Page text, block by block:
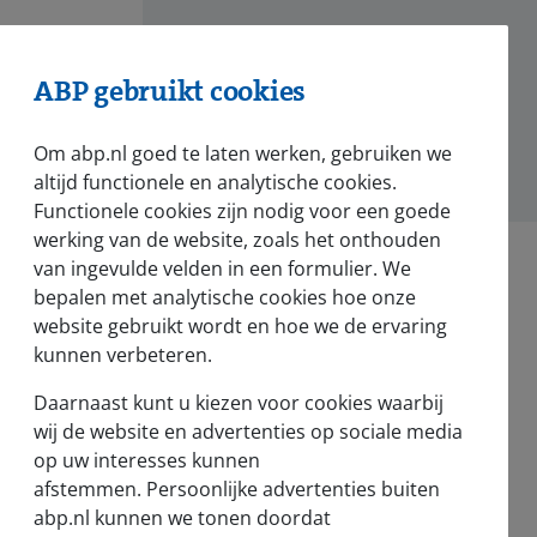
Nieuws
Voor de pers
ABP gebruikt cookies
Om abp.nl goed te laten werken, gebruiken we
altijd functionele en analytische cookies.
Functionele cookies zijn nodig voor een goede
werking van de website, zoals het onthouden
van ingevulde velden in een formulier. We
bepalen met analytische cookies hoe onze
website gebruikt wordt en hoe we de ervaring
kunnen verbeteren.
Daarnaast kunt u kiezen voor cookies waarbij
wij de website en advertenties op sociale media
op uw interesses kunnen
afstemmen. Persoonlijke advertenties buiten
abp.nl kunnen we tonen doordat